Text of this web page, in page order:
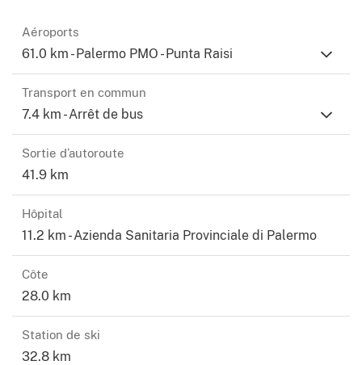
Aéroports
61.0 km - Palermo PMO - Punta Raisi
Transport en commun
7.4 km - Arrêt de bus
Sortie d’autoroute
41.9 km
Hôpital
11.2 km - Azienda Sanitaria Provinciale di Palermo
Côte
28.0 km
Station de ski
32.8 km